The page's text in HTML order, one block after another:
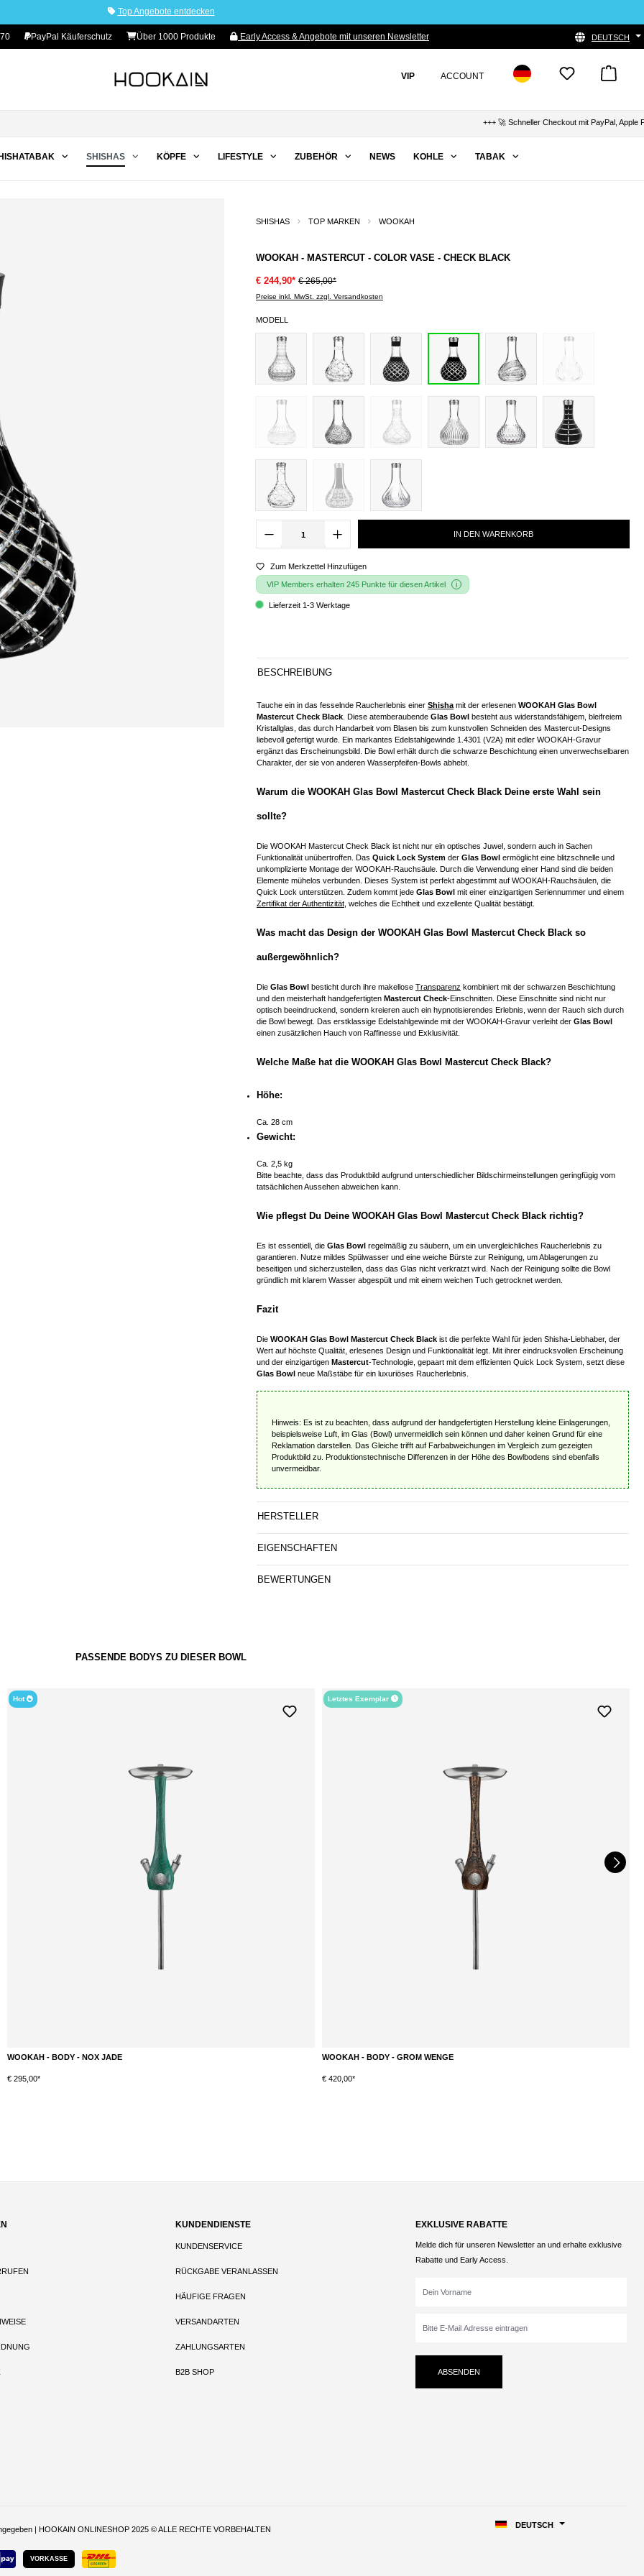
Top Angebote entdecken
PayPal Käuferschutz Über 1000 Produkte Early Access & Angebote mit unseren Newsletter DEUTSCH
VIP ACCOUNT
+++ 🚀 Schneller Checkout mit PayPal, Apple Pay &
SHISHAS KÖPFE LIFESTYLE ZUBEHÖR NEWS KOHLE TABAK
SHISHAS TOP MARKEN WOOKAH
WOOKAH - MASTERCUT - COLOR VASE - CHECK BLACK
€ 244,90* € 265,00*
Preise inkl. MwSt. zzgl. Versandkosten
MODELL
IN DEN WARENKORB
Zum Merkzettel Hinzufügen
VIP Members erhalten 245 Punkte für diesen Artikel
Lieferzeit 1-3 Werktage
BESCHREIBUNG
Tauche ein in das fesselnde Raucherlebnis einer Shisha mit der erlesenen WOOKAH Glas Bowl
Mastercut Check Black . Diese atemberaubende Glas Bowl besteht aus widerstandsfähigem, bleifreiem
Kristallglas, das durch Handarbeit vom Blasen bis zum kunstvollen Schneiden des Mastercut-Designs
liebevoll gefertigt wurde. Ein markantes Edelstahlgewinde 1.4301 (V2A) mit edler WOOKAH-Gravur
ergänzt das Erscheinungsbild. Die Bowl erhält durch die schwarze Beschichtung einen unverwechselbaren
Charakter, der sie von anderen Wasserpfeifen-Bowls abhebt.
Warum die WOOKAH Glas Bowl Mastercut Check Black Deine erste Wahl sein
sollte?
Die WOOKAH Mastercut Check Black ist nicht nur ein optisches Juwel, sondern auch in Sachen
Funktionalität unübertroffen. Das Quick Lock System der Glas Bowl ermöglicht eine blitzschnelle und
unkomplizierte Montage der WOOKAH-Rauchsäule. Durch die Verwendung einer Hand sind die beiden
Elemente mühelos verbunden. Dieses System ist perfekt abgestimmt auf WOOKAH-Rauchsäulen, die
Quick Lock unterstützen. Zudem kommt jede Glas Bowl mit einer einzigartigen Seriennummer und einem
Zertifikat der Authentizität , welches die Echtheit und exzellente Qualität bestätigt.
Was macht das Design der WOOKAH Glas Bowl Mastercut Check Black so
außergewöhnlich?
Die Glas Bowl besticht durch ihre makellose Transparenz kombiniert mit der schwarzen Beschichtung
und den meisterhaft handgefertigten Mastercut Check-Einschnitten. Diese Einschnitte sind nicht nur
optisch beeindruckend, sondern kreieren auch ein hypnotisierendes Erlebnis, wenn der Rauch sich durch
die Bowl bewegt. Das erstklassige Edelstahlgewinde mit der WOOKAH-Gravur verleiht der Glas Bowl
einen zusätzlichen Hauch von Raffinesse und Exklusivität.
Welche Maße hat die WOOKAH Glas Bowl Mastercut Check Black?
Höhe:
Ca. 28 cm
Gewicht:
Ca. 2,5 kg
Bitte beachte, dass das Produktbild aufgrund unterschiedlicher Bildschirmeinstellungen geringfügig vom
tatsächlichen Aussehen abweichen kann.
Wie pflegst Du Deine WOOKAH Glas Bowl Mastercut Check Black richtig?
Es ist essentiell, die Glas Bowl regelmäßig zu säubern, um ein unvergleichliches Raucherlebnis zu
garantieren. Nutze mildes Spülwasser und eine weiche Bürste zur Reinigung, um Ablagerungen zu
beseitigen und sicherzustellen, dass das Glas nicht verkratzt wird. Nach der Reinigung sollte die Bowl
gründlich mit klarem Wasser abgespült und mit einem weichen Tuch getrocknet werden.
Fazit
Die WOOKAH Glas Bowl Mastercut Check Black ist die perfekte Wahl für jeden Shisha-Liebhaber, der
Wert auf höchste Qualität, erlesenes Design und Funktionalität legt. Mit ihrer eindrucksvollen Erscheinung
und der einzigartigen Mastercut-Technologie, gepaart mit dem effizienten Quick Lock System, setzt diese
Glas Bowl neue Maßstäbe für ein luxuriöses Raucherlebnis.
Hinweis: Es ist zu beachten, dass aufgrund der handgefertigten Herstellung kleine Einlagerungen,
beispielsweise Luft, im Glas (Bowl) unvermeidlich sein können und daher keinen Grund für eine
Reklamation darstellen. Das Gleiche trifft auf Farbabweichungen im Vergleich zum gezeigten
Produktbild zu. Produktionstechnische Differenzen in der Höhe des Bowlbodens sind ebenfalls
unvermeidbar.
HERSTELLER
EIGENSCHAFTEN
BEWERTUNGEN
PASSENDE BODYS ZU DIESER BOWL
Hot
WOOKAH - BODY - NOX JADE
€ 295,00*
Letztes Exemplar
WOOKAH - BODY - GROM WENGE
€ 420,00*
KUNDENDIENSTE
KUNDENSERVICE
RÜCKGABE VERANLASSEN
HÄUFIGE FRAGEN
VERSANDARTEN
ZAHLUNGSARTEN
B2B SHOP
EXKLUSIVE RABATTE
Melde dich für unseren Newsletter an und erhalte exklusive
Rabatte und Early Access.
ABSENDEN
| HOOKAIN ONLINESHOP 2025 © ALLE RECHTE VORBEHALTEN
VORKASSE
DEUTSCH